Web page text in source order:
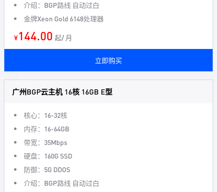
介绍：BGP路线 自动过白
金牌Xeon Gold 6148处理器
¥144.00 起/ 月
立即购买
广州BGP云主机 16核 16GB E型
核心：16-32核
内存：16-64GB
带宽：35Mbps
硬盘：160G SSD
防御：5G DDOS
介绍：BGP路线 自动过白